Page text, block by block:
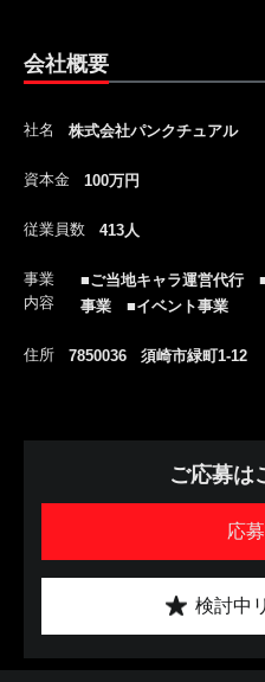
会社概要
社名 株式会社パンクチュアル
資本金 100万円
従業員数 413人
事業
内容
■ご当地キャラ運営代行
事業 ■イベント事業
住所 7850036 須崎市緑町1-12
ご応募は
応
検討中